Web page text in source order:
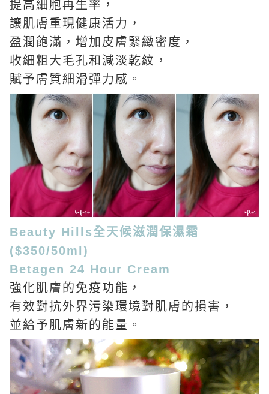
提高細胞再生率，
讓肌膚重現健康活力，
盈潤飽滿，增加皮膚緊緻密度，
收細粗大毛孔和減淡乾紋，
賦予膚質細滑彈力感。
Beauty Hills全天候滋潤保濕霜
($350/50ml)
Betagen 24 Hour Cream
強化肌膚的免疫功能，
有效對抗外界污染環境對肌膚的損害，
並給予肌膚新的能量。